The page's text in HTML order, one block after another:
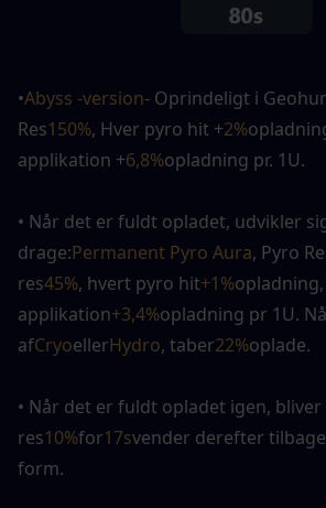
•Abyss -version- Oprindeligt i
Res150%, Hver pyro hit +2%
applikation +6,8%opladning pr. 1U.
• Når det er fuldt opladet, udvikler
drage:Permanent Pyro Aura, Pyro
res45%, hvert pyro hit+1%
applikation+3,4%opladning pr 1U.
afCryoellerHydro, taber22%oplade.
• Når det er fuldt opladet igen,
res10%for17svender derefter
form.